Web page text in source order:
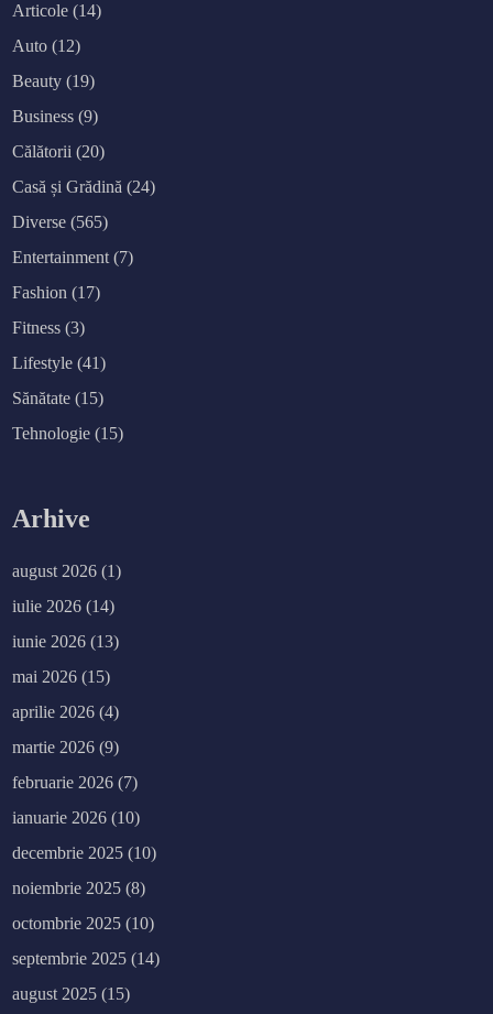
Articole (14)
Auto (12)
Beauty (19)
Business (9)
Călătorii (20)
Casă și Grădină (24)
Diverse (565)
Entertainment (7)
Fashion (17)
Fitness (3)
Lifestyle (41)
Sănătate (15)
Tehnologie (15)
Arhive
august 2026 (1)
iulie 2026 (14)
iunie 2026 (13)
mai 2026 (15)
aprilie 2026 (4)
martie 2026 (9)
februarie 2026 (7)
ianuarie 2026 (10)
decembrie 2025 (10)
noiembrie 2025 (8)
octombrie 2025 (10)
septembrie 2025 (14)
august 2025 (15)